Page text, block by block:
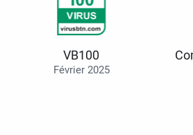
VB100
Février 2025